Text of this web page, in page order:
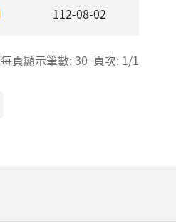
112-08-02
每頁顯示筆數: 30 頁次: 1/1